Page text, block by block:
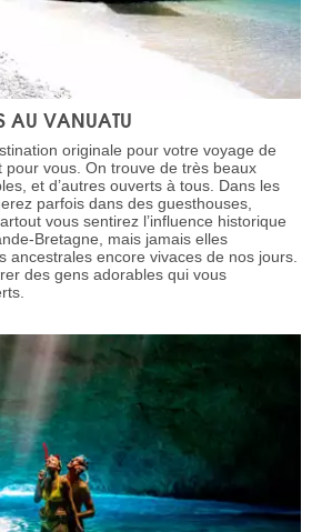
AU VANUATU
originale pour votre voyage de
pour vous. On trouve de très beaux
et d’autres ouverts à tous. Dans les
parfois dans des guesthouses,
vous sentirez l’influence historique
Bretagne, mais jamais elles
ancestrales encore vivaces de nos jours.
des gens adorables qui vous